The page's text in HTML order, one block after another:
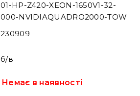
01-HP-Z420-XEON-1650V1-32-
000-NVIDIAQUADRO2000-TOW
230909
б/в
Немає в наявності